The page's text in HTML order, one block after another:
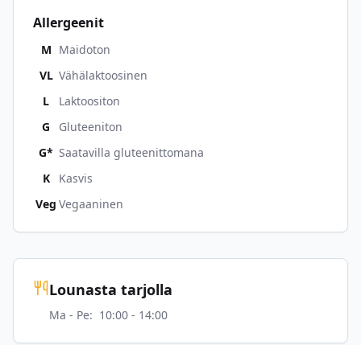
Allergeenit
M Maidoton
VL Vähälaktoosinen
L
Laktoositon
G
Gluteeniton
G* Saatavilla gluteenittomana
K
Kasvis
Veg Vegaaninen
Lounasta tarjolla
Ma - Pe: 10:00 - 14:00